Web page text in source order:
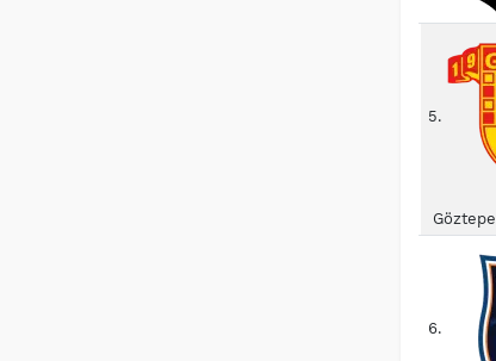
5.
Göztepe
6.